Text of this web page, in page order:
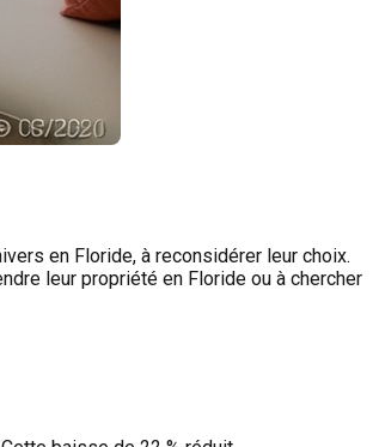
en Floride, à reconsidérer leur choix.
leur propriété en Floride ou à chercher